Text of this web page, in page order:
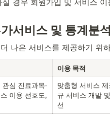
경우 회원가입 및 서비스 이
서비스 및 통계분
나은 서비스를 제공하기 위
이용 목적
심 진료과목·
이용 선호도,
맞춤형 서비스
규 서비스 개발
선